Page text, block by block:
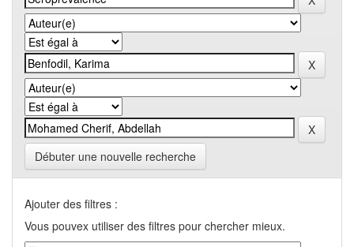
Débuter une nouvelle recherche
Ajouter des filtres :
Vous pouvex utiliser des filtres pour chercher mieux.